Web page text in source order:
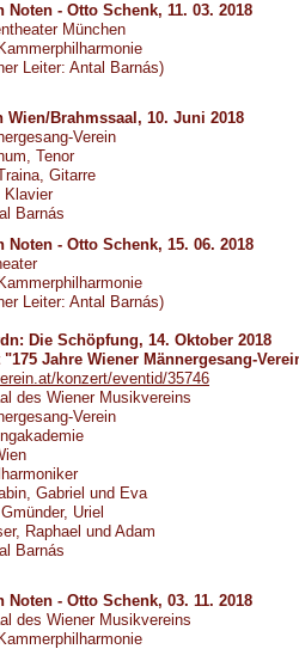
Noten - Otto Schenk, 11. 03. 2018
München
Leiter: Antal Barnás)
Wien/Brahmssaal, 10. Juni 2018
Verein
Tenor
Gitarre
Klavier
Barnás
Noten - Otto Schenk, 15. 06. 2018
Leiter: Antal Barnás)
Die Schöpfung, 14. Oktober 2018
"175 Jahre Wiener Männergesang-
konzert/eventid/35746
des Wiener Musikvereins
Verein
Gabriel und Eva
Uriel
Raphael und Adam
Barnás
Noten - Otto Schenk, 03. 11. 2018
des Wiener Musikvereins